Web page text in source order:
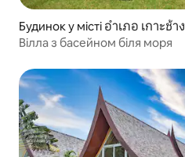
Будинок у місті อำเภอ เกาะช้าง
Вілла з басейном біля моря